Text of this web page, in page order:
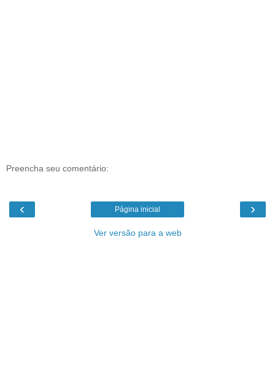
Preencha seu comentário:
‹ ›
Página inicial
Ver versão para a web